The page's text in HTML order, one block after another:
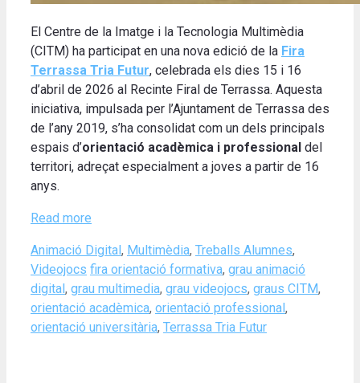
El Centre de la Imatge i la Tecnologia Multimèdia
(CITM) ha participat en una nova edició de la Fira
Terrassa Tria Futur, celebrada els dies 15 i 16
d’abril de 2026 al Recinte Firal de Terrassa. Aquesta
iniciativa, impulsada per l’Ajuntament de Terrassa des
de l’any 2019, s’ha consolidat com un dels principals
espais d’orientació acadèmica i professional del
territori, adreçat especialment a joves a partir de 16
anys.
Read more
Categories
Animació Digital , Multimèdia, Treballs Alumnes,
Videojocs Tags
fira orientació formativa, grau animació
digital , grau multimedia, grau videojocs, graus CITM,
orientació acadèmica, orientació professional ,
orientació universitària, Terrassa Tria Futur